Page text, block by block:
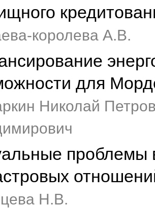
королева А.В.
для
Николай
проблемы
Н.В.